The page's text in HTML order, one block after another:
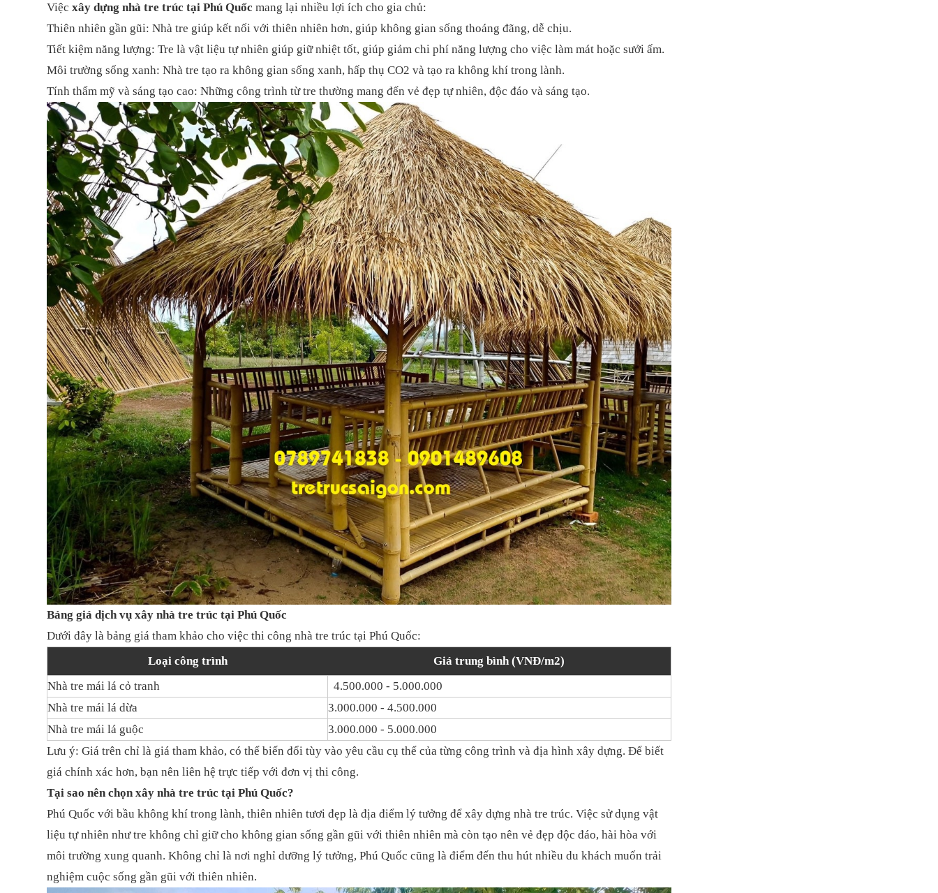
Việc xây dựng nhà tre trúc tại Phú Quốc mang lại nhiều lợi ích cho gia chủ:
Thiên nhiên gần gũi: Nhà tre giúp kết nối với thiên nhiên hơn, giúp không gian sống thoáng đãng, dễ chịu.
Tiết kiệm năng lượng: Tre là vật liệu tự nhiên giúp giữ nhiệt tốt, giúp giảm chi phí năng lượng cho việc làm mát hoặc sưởi ấm.
Môi trường sống xanh: Nhà tre tạo ra không gian sống xanh, hấp thụ CO2 và tạo ra không khí trong lành.
Tính thẩm mỹ và sáng tạo cao: Những công trình từ tre thường mang đến vẻ đẹp tự nhiên, độc đáo và sáng tạo.
Bảng giá dịch vụ xây nhà tre trúc tại Phú Quốc
Dưới đây là bảng giá tham khảo cho việc thi công nhà tre trúc tại Phú Quốc:
Loại công trình
Giá trung bình (VNĐ/m2)
Nhà tre mái lá cỏ tranh
4.500.000 - 5.000.000
Nhà tre mái lá dừa
3.000.000 - 4.500.000
Nhà tre mái lá guộc
3.000.000 - 5.000.000
Lưu ý: Giá trên chỉ là giá tham khảo, có thể biến đổi tùy vào yêu cầu cụ thể của từng công trình và địa hình xây dựng. Để biết
giá chính xác hơn, bạn nên liên hệ trực tiếp với đơn vị thi công.
Tại sao nên chọn xây nhà tre trúc tại Phú Quốc?
Phú Quốc với bầu không khí trong lành, thiên nhiên tươi đẹp là địa điểm lý tưởng để xây dựng nhà tre trúc. Việc sử dụng vật
liệu tự nhiên như tre không chỉ giữ cho không gian sống gần gũi với thiên nhiên mà còn tạo nên vẻ đẹp độc đáo, hài hòa với
môi trường xung quanh. Không chỉ là nơi nghỉ dưỡng lý tưởng, Phú Quốc cũng là điểm đến thu hút nhiều du khách muốn trải
nghiệm cuộc sống gần gũi với thiên nhiên.